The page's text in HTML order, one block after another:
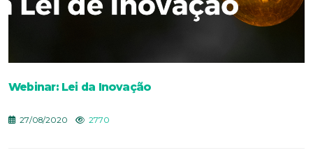
Webinar: Lei da Inovação
27/08/2020 2770